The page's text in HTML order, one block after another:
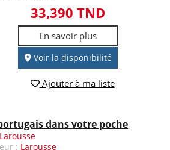
33,390 TND
En savoir plus
Voir la disponibilité
Ajouter à ma liste
dans votre poche
Larousse
: Larousse